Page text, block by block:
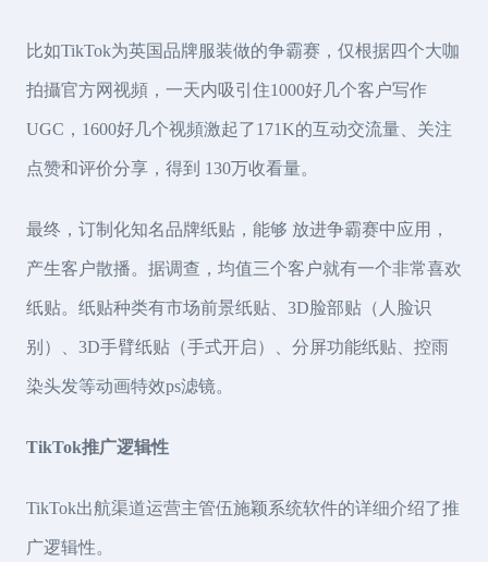
比如TikTok为英国品牌服装做的争霸赛，仅根据四个大咖
拍攝官方网视頻，一天内吸引住1000好几个客户写作
UGC，1600好几个视頻激起了171K的互动交流量、关注
点赞和评价分享，得到 130万收看量。
最终，订制化知名品牌纸贴，能够 放进争霸赛中应用，
产生客户散播。据调查，均值三个客户就有一个非常喜欢
纸贴。纸贴种类有市场前景纸贴、3D脸部贴（人脸识
别）、3D手臂纸贴（手式开启）、分屏功能纸贴、控雨
染头发等动画特效ps滤镜。
TikTok推广逻辑性
TikTok出航渠道运营主管伍施颖系统软件的详细介绍了推
广逻辑性。